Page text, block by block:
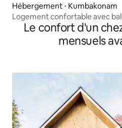
Hébergement ⋅ Kumbakonam
Logement confortable avec
comme à la maison
Le confort d'un
mensuels